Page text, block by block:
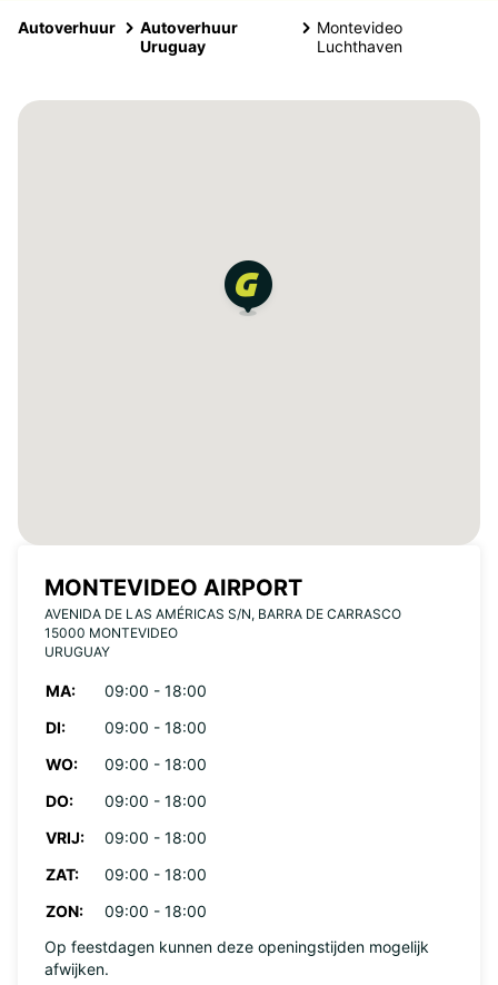
Autoverhuur
Autoverhuur
Uruguay
Montevideo
Luchthaven
MONTEVIDEO AIRPORT
AVENIDA DE LAS AMÉRICAS S/N, BARRA DE CARRASCO
15000 MONTEVIDEO
URUGUAY
MA:
09:00 - 18:00
DI:
09:00 - 18:00
WO:
09:00 - 18:00
DO:
09:00 - 18:00
VRIJ:
09:00 - 18:00
ZAT:
09:00 - 18:00
ZON:
09:00 - 18:00
Op feestdagen kunnen deze openingstijden mogelijk
afwijken.